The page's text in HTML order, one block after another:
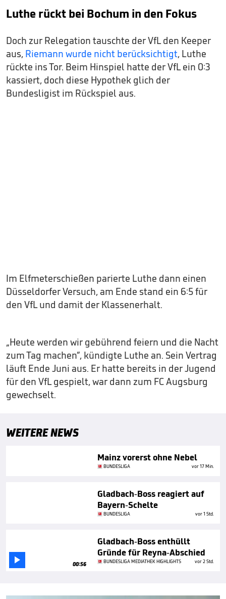
Luthe rückt bei Bochum in den Fokus
Doch zur Relegation tauschte der VfL den Keeper
aus, Riemann wurde nicht berücksichtigt, Luthe
rückte ins Tor. Beim Hinspiel hatte der VfL ein 0:3
kassiert, doch diese Hypothek glich der
Bundesligist im Rückspiel aus.
Im Elfmeterschießen parierte Luthe dann einen
Düsseldorfer Versuch, am Ende stand ein 6:5 für
den VfL und damit der Klassenerhalt.
„Heute werden wir gebührend feiern und die Nacht
zum Tag machen“, kündigte Luthe an. Sein Vertrag
läuft Ende Juni aus. Er hatte bereits in der Jugend
für den VfL gespielt, war dann zum FC Augsburg
gewechselt.
WEITERE NEWS
Mainz vorerst ohne Nebel
BUNDESLIGA vor 17 Min.
Gladbach-Boss reagiert auf
Bayern-Schelte
BUNDESLIGA vor 1 Std.
 00:56
Gladbach-Boss enthüllt
Gründe für Reyna-Abschied
BUNDESLIGA MEDIATHEK HIGHLIGHTS vor 2 Std.